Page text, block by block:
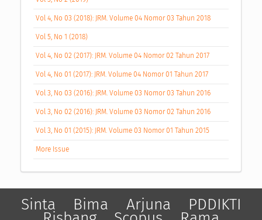
Vol 4, No 03 (2018): JRM. Volume 04 Nomor 03 Tahun 2018
Vol 5, No 1 (2018)
Vol 4, No 02 (2017): JRM. Volume 04 Nomor 02 Tahun 2017
Vol 4, No 01 (2017): JRM. Volume 04 Nomor 01 Tahun 2017
Vol 3, No 03 (2016): JRM. Volume 03 Nomor 03 Tahun 2016
Vol 3, No 02 (2016): JRM. Volume 03 Nomor 02 Tahun 2016
Vol 3, No 01 (2015): JRM. Volume 03 Nomor 01 Tahun 2015
More Issue
Sinta Bima Arjuna PDDIKTI